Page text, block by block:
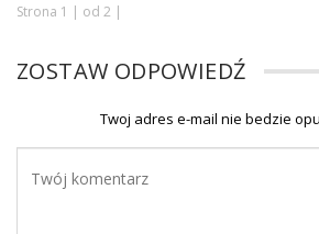
Strona 1 | od 2 |
ZOSTAW ODPOWIEDŹ
Twoj adres e-mail nie bedzie